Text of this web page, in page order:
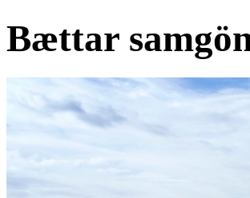
Bættar